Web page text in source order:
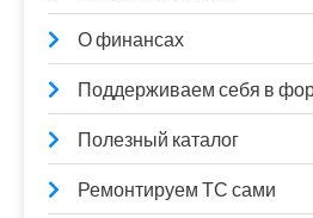
О финансах
Поддерживаем себя в
Полезный каталог
Ремонтируем ТС сами